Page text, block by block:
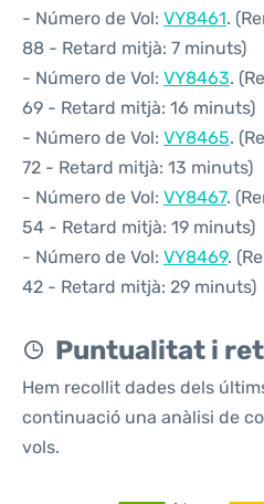
- Número de Vol: VY8461.
88 - Retard mitjà: 7 minuts)
- Número de Vol: VY8463.
69 - Retard mitjà: 16 minuts)
- Número de Vol: VY8465.
72 - Retard mitjà: 13 minuts)
- Número de Vol: VY8467.
54 - Retard mitjà: 19 minuts)
- Número de Vol: VY8469.
42 - Retard mitjà: 29 minuts)
Puntualitat i
Hem recollit dades dels
continuació una anàlisi de
vols.